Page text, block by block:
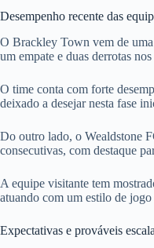
Desempenho recente das
O Brackley Town vem de
um empate e duas derrotas
O time conta com forte
deixado a desejar nesta fase
Do outro lado, o Wealdstone
consecutivas, com destaque
A equipe visitante tem
atuando com um estilo de
Expectativas e prováveis